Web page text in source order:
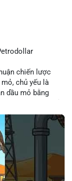
gian của Vlike.vn!
chiến lược
chủ yếu là
dầu mỏ bằng
thống trị của
củng cố sức
dòng vốn toàn